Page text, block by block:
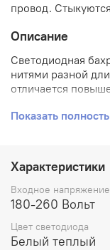
провод.
Описание
Светодиодная
нитями разной
отличается
пользуется
владельцы
используют ее
ресторанов и
Показать
Характеристики
Входное напряжение
180-260 Вольт
Цвет светодиода
Белый теплый